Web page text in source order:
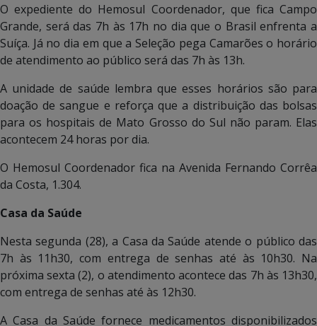
O expediente do Hemosul Coordenador, que fica Campo
Grande, será das 7h às 17h no dia que o Brasil enfrenta a
Suíça. Já no dia em que a Seleção pega Camarões o horário
de atendimento ao público será das 7h às 13h.
A unidade de saúde lembra que esses horários são para
doação de sangue e reforça que a distribuição das bolsas
para os hospitais de Mato Grosso do Sul não param. Elas
acontecem 24 horas por dia.
O Hemosul Coordenador fica na Avenida Fernando Corrêa
da Costa, 1.304.
Casa da Saúde
Nesta segunda (28), a Casa da Saúde atende o público das
7h às 11h30, com entrega de senhas até às 10h30. Na
próxima sexta (2), o atendimento acontece das 7h às 13h30,
com entrega de senhas até às 12h30.
A Casa da Saúde fornece medicamentos disponibilizados